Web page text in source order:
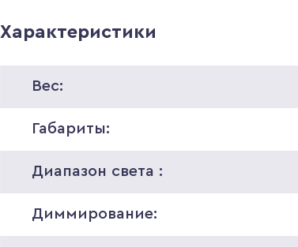
Характеристики
Вес:
Габариты:
Диапазон света :
Диммирование: